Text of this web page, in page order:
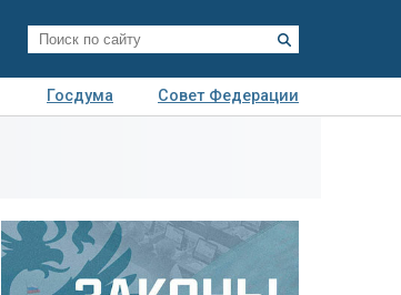
Госдума
Совет Федерации